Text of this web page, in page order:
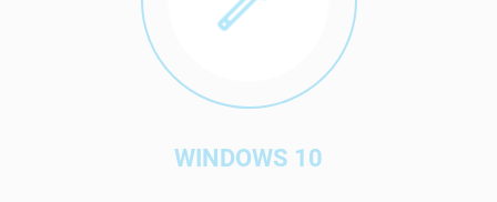
WINDOWS 10